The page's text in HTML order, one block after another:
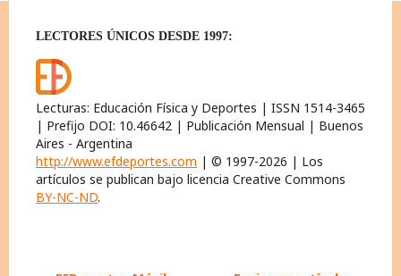
LECTORES ÚNICOS DESDE 1997:
Lecturas: Educación Física y Deportes | ISSN 1514-3465
| Prefijo DOI: 10.46642 | Publicación Mensual | Buenos
Aires - Argentina
http://www.efdeportes.com | © 1997-2026 | Los
artículos se publican bajo licencia Creative Commons
BY-NC-ND.